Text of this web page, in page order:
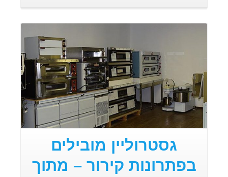
גסטרוליין מובילים
בפתרונות קירור – מתוך